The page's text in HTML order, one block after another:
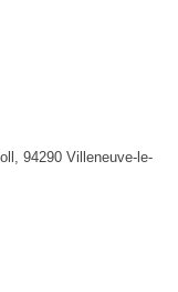
94290 Villeneuve-le-